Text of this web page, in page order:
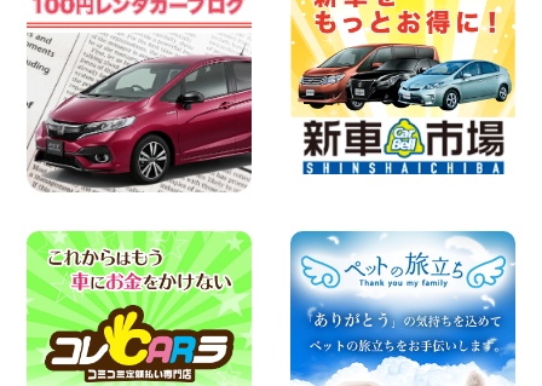
お盆も休まず営業します! 神奈川県 横浜
旭南本宿町店
100円レンタカー 横浜旭南本宿町
2026年08月07日
お引越しに便利で最適!(禁煙車両) 香川県
坂出川津店
100円レンタカー 坂出川津
2026年08月07日
【カーシェアのレンタカーが2台になりま
100円レンタカー 各務原那加
2026年08月06日
空き有ります!!コンパクトSUV 軽 ミニバ
ン 軽トラ 車種多数!!関東圏必見♪ 東京都
町田根岸店
100円レンタカー 町田根岸
2026年08月06日